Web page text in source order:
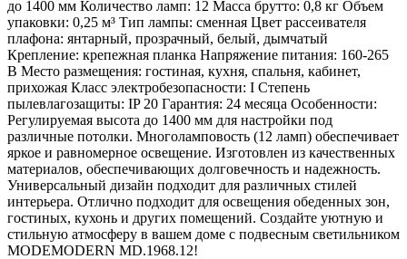
до 1400 мм Количество ламп: 12 Масса брутто: 0,8 кг Объем
упаковки: 0,25 м³ Тип лампы: сменная Цвет рассеивателя
плафона: янтарный, прозрачный, белый, дымчатый
Крепление: крепежная планка Напряжение питания: 160-265
В Место размещения: гостиная, кухня, спальня, кабинет,
прихожая Класс электробезопасности: I Степень
пылевлагозащиты: IP 20 Гарантия: 24 месяца Особенности:
Регулируемая высота до 1400 мм для настройки под
различные потолки. Многоламповость (12 ламп) обеспечивает
яркое и равномерное освещение. Изготовлен из качественных
материалов, обеспечивающих долговечность и надежность.
Универсальный дизайн подходит для различных стилей
интерьера. Отлично подходит для освещения обеденных зон,
гостиных, кухонь и других помещений. Создайте уютную и
стильную атмосферу в вашем доме с подвесным светильником
MODEMODERN MD.1968.12!